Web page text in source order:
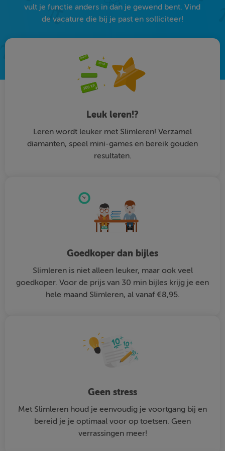
vult je functie anders in dan je gewend bent. Vind
de vacature die bij je past en solliciteer!
Leuk leren!?
Leren wordt leuker met Slimleren! Verzamel
diamanten, speel mini-games en bereik gouden
resultaten.
Goedkoper dan bijles
Slimleren is niet alleen leuker, maar ook veel
goedkoper. Voor de prijs van 30 min bijles krijg je een
hele maand Slimleren, al vanaf €8,95.
Geen stress
Met Slimleren houd je eenvoudig je voortgang bij en
bereid je je optimaal voor op toetsen. Geen
verrassingen meer!